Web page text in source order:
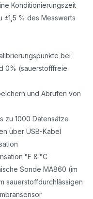
Konditionierungszeit
±1,5 % des Messwerts
bei
0% (sauerstofffreie
und Abrufen von
zu 1000 Datensätze
über USB-Kabel
°F & °C
Sonde MA860 (im
sauerstoffdurchlässigen